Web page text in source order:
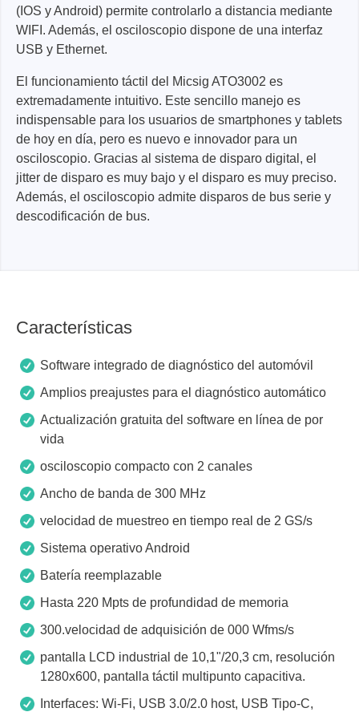
(IOS y Android) permite controlarlo a distancia mediante
WIFI. Además, el osciloscopio dispone de una interfaz
USB y Ethernet.
El funcionamiento táctil del Micsig ATO3002 es
extremadamente intuitivo. Este sencillo manejo es
indispensable para los usuarios de smartphones y tablets
de hoy en día, pero es nuevo e innovador para un
osciloscopio. Gracias al sistema de disparo digital, el
jitter de disparo es muy bajo y el disparo es muy preciso.
Además, el osciloscopio admite disparos de bus serie y
descodificación de bus.
Características
Software integrado de diagnóstico del automóvil
Amplios preajustes para el diagnóstico automático
Actualización gratuita del software en línea de por
vida
osciloscopio compacto con 2 canales
Ancho de banda de 300 MHz
velocidad de muestreo en tiempo real de 2 GS/s
Sistema operativo Android
Batería reemplazable
Hasta 220 Mpts de profundidad de memoria
300.velocidad de adquisición de 000 Wfms/s
pantalla LCD industrial de 10,1"/20,3 cm, resolución
1280x600, pantalla táctil multipunto capacitiva.
Interfaces: Wi-Fi, USB 3.0/2.0 host, USB Tipo-C,